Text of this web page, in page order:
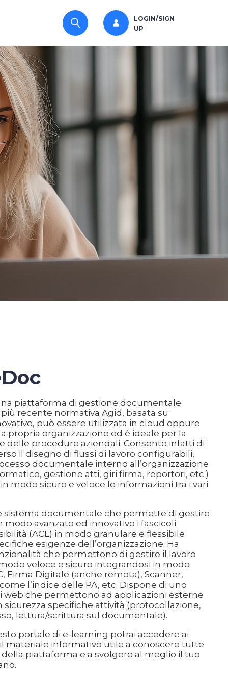
LOGIN/SIGN
UP
piattaforma di gestione documentale
recente normativa Agid, basata su
può essere utilizzata in cloud oppure
propria organizzazione ed è ideale per la
delle procedure aziendali. Consente infatti di
il disegno di flussi di lavoro configurabili,
documentale interno all’organizzazione
gestione atti, giri firma, reportori, etc.)
modo sicuro e veloce le informazioni tra i vari
sistema documentale che permette di gestire
modo avanzato ed innovativo i fascicoli
(ACL) in modo granulare e flessibile
esigenze dell’organizzazione. Ha
che permettono di gestire il lavoro
veloce e sicuro integrandosi in modo
Firma Digitale (anche remota), Scanner,
l’indice delle PA, etc. Dispone di uno
web che permettono ad applicazioni esterne
sicurezza specifiche attività (protocollazione,
lettura/scrittura sul documentale).
portale di e-learning potrai accedere ai
materiale informativo utile a conoscere tutte
della piattaforma e a svolgere al meglio il tuo